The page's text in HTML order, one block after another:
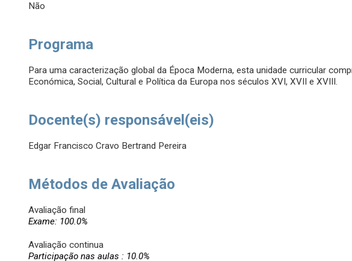
Não
Programa
Para uma caracterização global da Época Moderna, esta unidade curricular
Económica, Social, Cultural e Política da Europa nos séculos XVI, XVII e XVIII.
Docente(s) responsável(eis)
Edgar Francisco Cravo Bertrand Pereira
Métodos de Avaliação
Avaliação final
Exame: 100.0%
Avaliação continua
Participação nas aulas : 10.0%